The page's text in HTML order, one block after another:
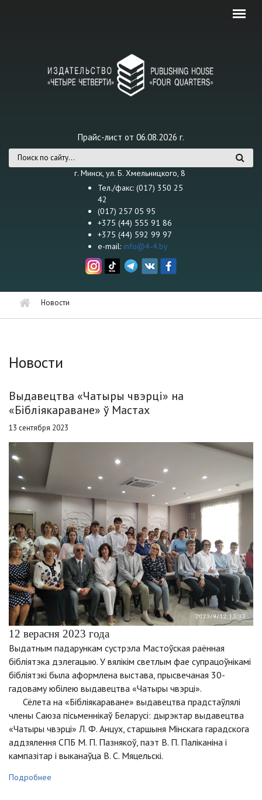
Прайс-лист от 06.08.2026 г.
Форма поискаг. Минск, ул. Б. Хмельницкого, 8
Тел./факс: (017) 350 25
42
(017) 257 05 95
+375 (44) 555 91 86
+375 (44) 592 99 97
e-mail: info@4-4.by
Новости
Новости
Выдавецтва «Чатыры чвэрці» на
«Бібліякараване» ў Мастах
13 сентября 2023
12 верасня 2023 года
Выдатным падарункам сустрэла Мастоўская раённая
бібліятэка дэлегацыю. У вялікім светлым фае супрацоўнікамі
бібліятэкі была аформлена выстава, прысвечаная 30-
гадоваму юбілею выдавецтва «Чатыры чвэрці».
Сёлета на «Бібліякараване» выдавецтва прадстаўлялі
члены Саюза пісьменнікаў Беларусі: дырэктар выдавецтва
«Чатыры чвэрці» Л. Ф. Анцух, старшыня Мінскага гарадскога
аддзялення СПБ М. П. Пазнякоў, паэт В. П. Паліканіна і
кампазітар і выканаўца В. С. Мяцельскі.
Подробнее